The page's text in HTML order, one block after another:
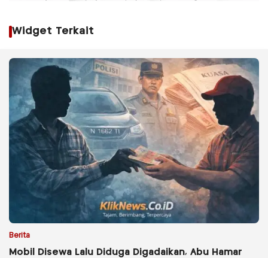
Widget Terkait
Berita
Mobil Disewa Lalu Diduga Digadaikan, Abu Hamar